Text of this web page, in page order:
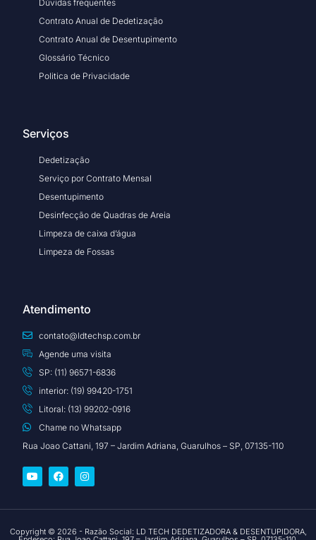
Dúvidas frequentes
Contrato Anual de Dedetização
Contrato Anual de Desentupimento
Glossário Técnico
Politica de Privacidade
Serviços
Dedetização
Serviço por Contrato Mensal
Desentupimento
Desinfecção de Quadras de Areia
Limpeza de caixa d’água
Limpeza de Fossas
Atendimento
contato@ldtechsp.com.br
Agende uma visita
SP: (11) 96571-6836
interior: (19) 99420-1751
Litoral: (13) 99202-0916
Chame no Whatsapp
Rua Joao Cattani, 197 – Jardim Adriana, Guarulhos – SP, 07135-110
Copyright © 2026 - Razão Social: LD TECH DEDETIZADORA & DESENTUPIDORA,